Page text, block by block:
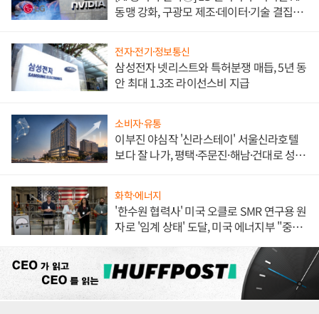
동맹 강화, 구광모 제조·데이터·기술 결집
전자·전기·정보통신
삼성전자 넷리스트와 특허분쟁 매듭, 5년 동
안 최대 1.3조 라이선스비 지급
소비자·유통
이부진 야심작 '신라스테이' 서울신라호텔
보다 잘 나가, 평택·주문진·해남·건대로 성
화학·에너지
'한수원 협력사' 미국 오클로 SMR 연구용 원
자로 '임계 상태' 도달, 미국 에너지부 "중요